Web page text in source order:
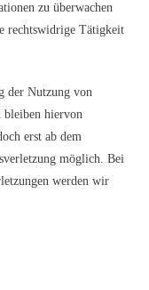
zu überwachen
rechtswidrige Tätigkeit
der Nutzung von
bleiben hiervon
erst ab dem
möglich. Bei
werden wir